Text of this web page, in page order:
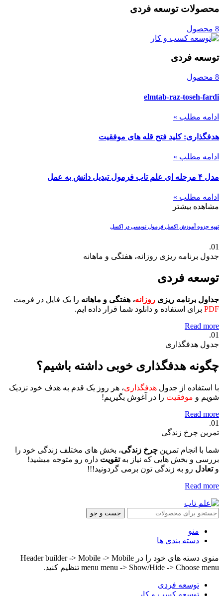
محصولات توسعه فردی
8 محصول
توسعه فردی
8 محصول
elmtab-raz-toseh-fardi
ادامه مطلب »
هدفگذاری: کلید فتح قله های موفقیت
ادامه مطلب »
مدل ۴ مرحله ای علم تاب فرمول تبدیل دانش به عمل
ادامه مطلب »
مشاهده بیشتر
تهیه جزوه آموزش اکسل فرمول نویسی در اکسل
01.
جدول برنامه ریزی روزانه، هفتگی و ماهانه
توسعه فردی
جداول برنامه ریزی روزانه، هفتگی و ماهانه را یک فایل در فرمت
PDF برای استفاده و دانلود شما قرار داده ایم.
Read more
01.
جدول هدفگذاری
چگونه هدفگذاری خوبی داشته باشیم؟
با استفاده از جدول هدفگذاری، هر روز یک قدم به هدف خود نزدیک
شویم و موفقیت را در آغوش بگیریم!
Read more
01.
تمرین چرخ زندگی
شما با انجام تمرین چرخ زندگی، بخش های مختلف زندگی خود را
بررسی و بخش هایی که نیاز بهتقویت داره رو متوجه میشید!
وتعادل رو به زندگی تون برمی گردونید!!!
Read more
جست و جو
منو
دسته بندی ها
منوی دسته های خود را در Header builder -> Mobile -> Mobile
menu menu -> Show/Hide -> Choose menu تنظیم کنید.
توسعه فردی
توسعه کسب و کار